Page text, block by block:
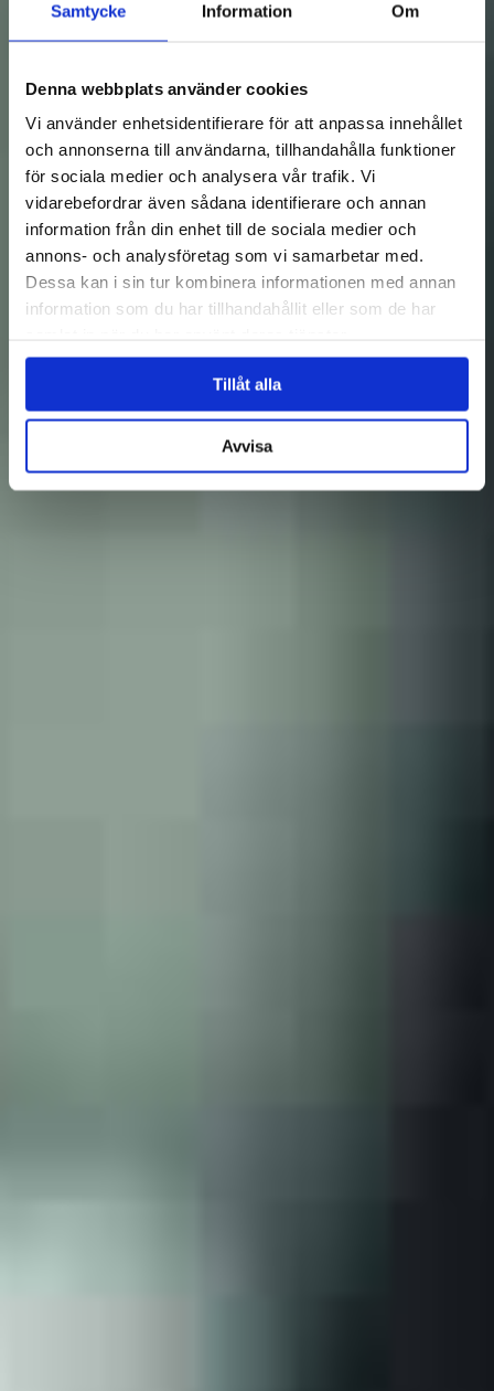
Samtycke Information Om
Denna webbplats använder cookies
Vi använder enhetsidentifierare för att anpassa innehållet
och annonserna till användarna, tillhandahålla funktioner
för sociala medier och analysera vår trafik. Vi
vidarebefordrar även sådana identifierare och annan
information från din enhet till de sociala medier och
annons- och analysföretag som vi samarbetar med.
Dessa kan i sin tur kombinera informationen med annan
information som du har tillhandahållit eller som de har
Tillåt alla
Avvisa